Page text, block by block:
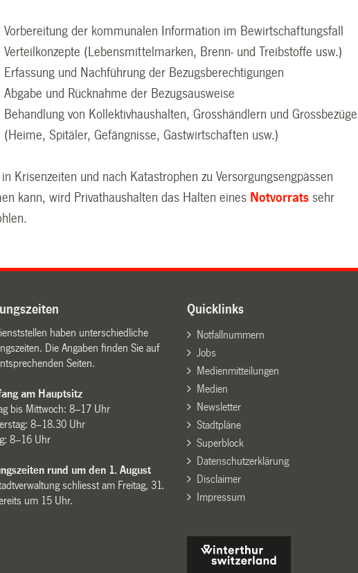
Vorbereitung der kommunalen Information im Bewirtschaftungsfall
Verteilkonzepte (Lebensmittelmarken, Brenn- und Treibstoffe usw.)
Erfassung und Nachführung der Bezugsberechtigungen
Abgabe und Rücknahme der Bezugsausweise
Behandlung von Kollektivhaushalten, Grosshändlern und
(Heime, Spitäler, Gefängnisse, Gastwirtschaften usw.)
in Krisenzeiten und nach Katastrophen zu Versorgungsengpässen
kann, wird Privathaushalten das Halten eines Notvorrats sehr
haben unterschiedliche
Die Angaben finden Sie auf
Seiten.
am Hauptsitz
bis Mittwoch: 8–17 Uhr
8–18.30 Uhr
8–16 Uhr
rund um den 1. August
schliesst am Freitag, 31.
um 15 Uhr.
Quicklinks
Notfallnummern
Jobs
Medienmitteilungen
Medien
Newsletter
Stadtpläne
Superblock
Datenschutzerklärung
Disclaimer
Impressum